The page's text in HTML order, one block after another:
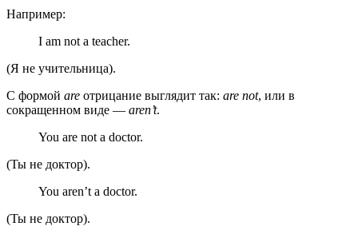
Например:
I am not a teacher.
(Я не учительница).
С формой are отрицание выглядит так: are not, или в
сокращенном виде — aren’t.
You are not a doctor.
(Ты не доктор).
You aren’t a doctor.
(Ты не доктор).